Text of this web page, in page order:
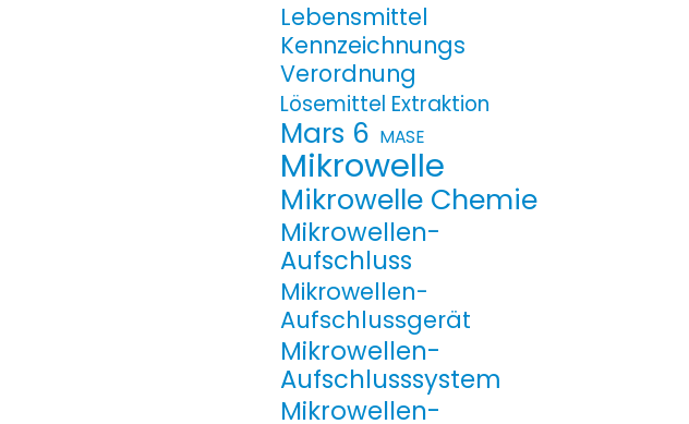
Lebensmittel
Kennzeichnungs
Verordnung
Lösemittel Extraktion
Mars 6 MASE
Mikrowelle
Mikrowelle Chemie
Mikrowellen-
Aufschluss
Mikrowellen-
Aufschlussgerät
Mikrowellen-
Aufschlusssystem
Mikrowellen-